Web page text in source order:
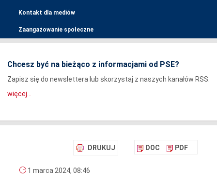
Kontakt dla mediów
Zaangażowanie społeczne
Chcesz być na bieżąco z informacjami od PSE?
Zapisz się do newslettera lub skorzystaj z naszych kanałów RSS.
więcej...
DRUKUJ DOC PDF
1 marca 2024, 08:46